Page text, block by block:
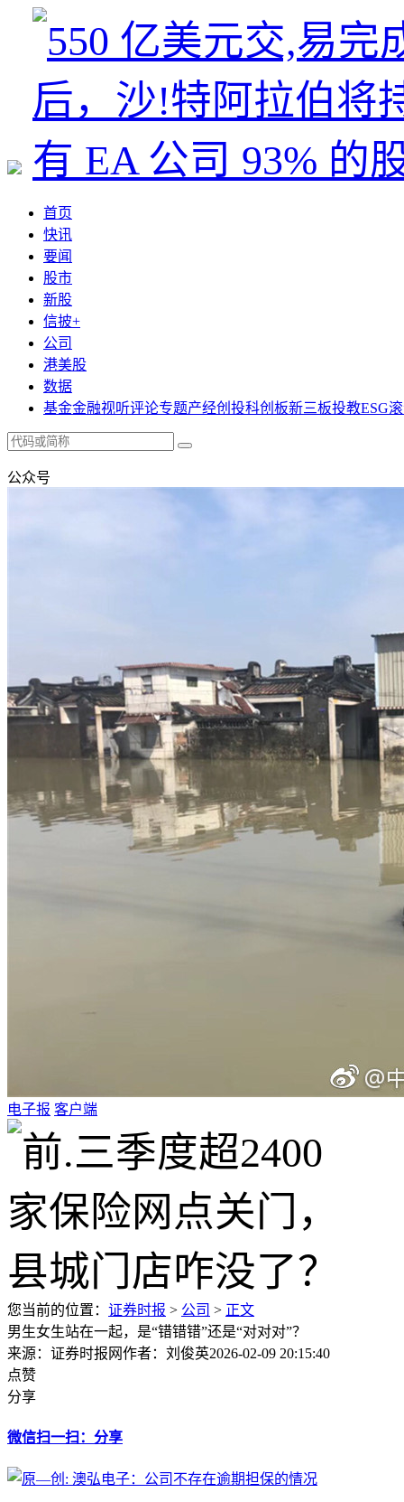
首页
快讯
要闻
股市
新股
信披+
公司
港美股
数据
基金金融视听评论专题产经创投科创板新三板投教ESG
公众号
电子报 客户端
您当前的位置： 证券时报 > 公司 > 正文
男生女生站在一起，是“错错错”还是“对对对”？
来源：证券时报网作者：刘俊英2026-02-09 20:15:40
点赞
分享
微信扫一扫：分享